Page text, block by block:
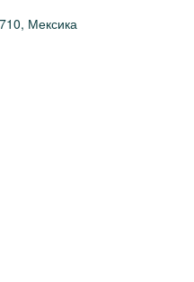
Мексика